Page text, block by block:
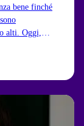
bene finché
alti. Oggi,